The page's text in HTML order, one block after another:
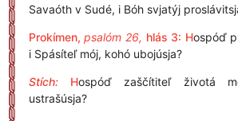
Savaóth v Sudé, i Bóh svjatýj
Prokímen, psalóm 26, hlás 3: Hospóď
i Spásíteľ mój, kohó ubojúsja?
Stích: Hospóď zaščítiteľ životá
ustrašúsja?